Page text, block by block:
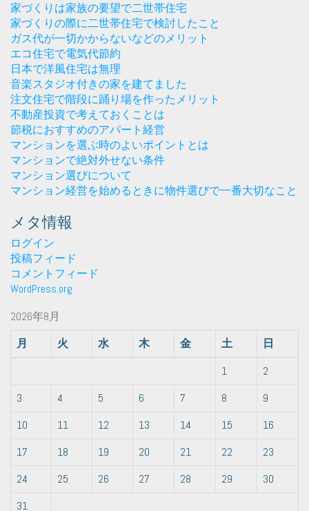
家づくりは家族の要望で二世帯住宅
家づくりの際に二世帯住宅で検討したこと
ガス代が一切かからないなどのメリット
エコ住宅で電気代節約
日本で洋風住宅は無理
音楽スタジオ付きの家を建てました
注文住宅で階段に踊り場を作ったメリット
不動産投資で考えておくことは
節税におすすめのアパート経営
マンションを選ぶ時のよいポイントとは
マンションで絶対外せない条件
マンション選びについて
マンション経営を始めるときに物件選びで一番大切なこと
メタ情報
ログイン
投稿フィード
コメントフィード
WordPress.org
2026年8月
月
火 水 木 金 土
日
1
2
3
4 5 6 7 8
9
10
11 12 13 14 15
16
17
18 19 20 21 22
23
24
25 26 27 28 29
30
31